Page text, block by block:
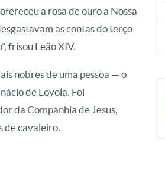
a rosa de ouro a Nossa
as contas do terço
frisou Leão XIV.
nobres de uma pessoa — o
de Loyola. Foi
da Companhia de Jesus,
de cavaleiro.